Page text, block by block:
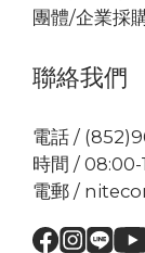
團體/企業採
聯絡我們
電話 /
時間 / 08:00-
電郵 /